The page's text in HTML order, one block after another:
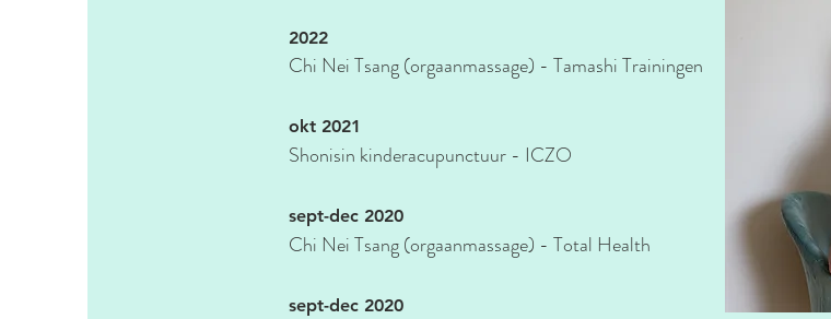
2022
Chi Nei Tsang (orgaanmassage) - Tamashi Trainingen
okt 2021
Shonisin kinderacupunctuur - ICZO
sept-dec 2020
Chi Nei Tsang (orgaanmassage) - Total Health
sept-dec 2020